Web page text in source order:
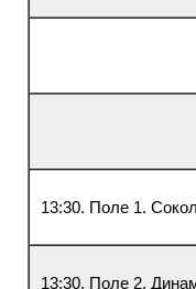
13:30. Поле 1.
13:30. Поле 2.